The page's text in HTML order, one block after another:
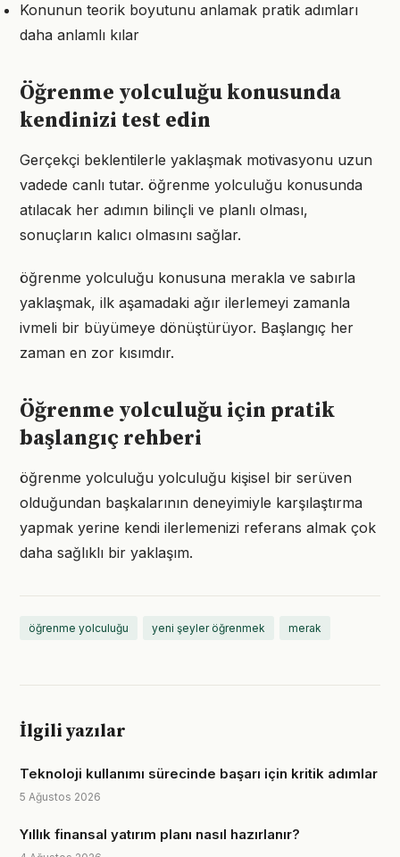
Konunun teorik boyutunu anlamak pratik adımları
daha anlamlı kılar
Öğrenme yolculuğu konusunda
kendinizi test edin
Gerçekçi beklentilerle yaklaşmak motivasyonu uzun
vadede canlı tutar. öğrenme yolculuğu konusunda
atılacak her adımın bilinçli ve planlı olması,
sonuçların kalıcı olmasını sağlar.
öğrenme yolculuğu konusuna merakla ve sabırla
yaklaşmak, ilk aşamadaki ağır ilerlemeyi zamanla
ivmeli bir büyümeye dönüştürüyor. Başlangıç her
zaman en zor kısımdır.
Öğrenme yolculuğu için pratik
başlangıç rehberi
öğrenme yolculuğu yolculuğu kişisel bir serüven
olduğundan başkalarının deneyimiyle karşılaştırma
yapmak yerine kendi ilerlemenizi referans almak çok
daha sağlıklı bir yaklaşım.
öğrenme yolculuğu yeni şeyler öğrenmek merak
İlgili yazılar
Teknoloji kullanımı sürecinde başarı için kritik adımlar
5 Ağustos 2026
Yıllık finansal yatırım planı nasıl hazırlanır?